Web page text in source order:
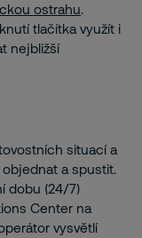
ostrahu.
tlačítka využít i
nejbližší
situací a
a spustit.
dobu (24/7)
Center na
vysvětlí